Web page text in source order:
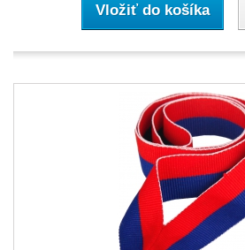
Vložiť do košíka